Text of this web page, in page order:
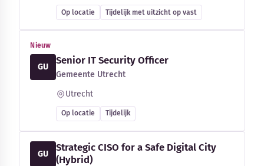
Op locatie Tijdelijk met uitzicht op vast
Nieuw
GU
Senior IT Security Officer
Gemeente Utrecht
Utrecht
Op locatie Tijdelijk
GU
Strategic CISO for a Safe Digital City
(Hybrid)